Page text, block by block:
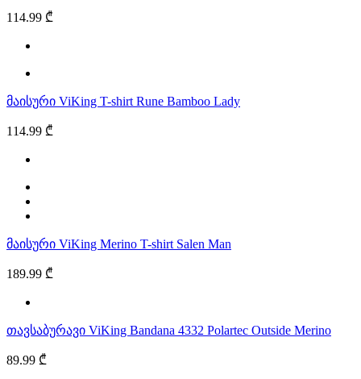
114.99 ₾
მაისური ViKing T-shirt Rune Bamboo Lady
114.99 ₾
მაისური ViKing Merino T-shirt Salen Man
189.99 ₾
თავსაბურავი ViKing Bandana 4332 Polartec Outside Merino
89.99 ₾